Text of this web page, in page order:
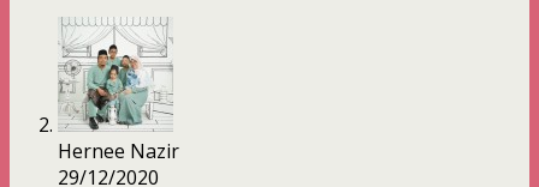
Hernee Nazir
29/12/2020